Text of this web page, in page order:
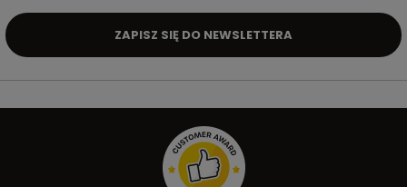
ZAPISZ SIĘ DO NEWSLETTERA